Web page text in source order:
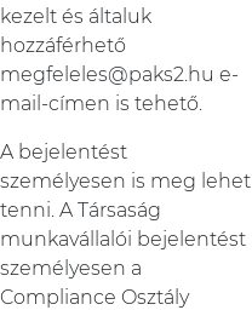
kezelt és általuk
hozzáférhető
megfeleles@paks2.hu e-
mail-címen is tehető.
A bejelentést
személyesen is meg lehet
tenni. A Társaság
munkavállalói bejelentést
személyesen a
Compliance Osztály